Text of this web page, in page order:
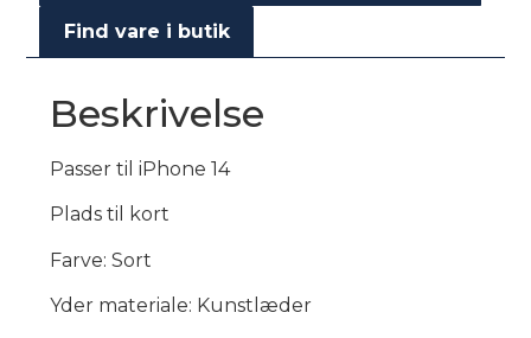
Find vare i butik
Beskrivelse
Passer til iPhone 14
Plads til kort
Farve: Sort
Yder materiale: Kunstlæder